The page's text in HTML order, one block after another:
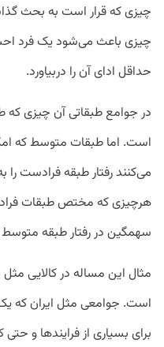
چیزی که قرار است به بحث
چیزی باعث می‌شود یک فرد
حداقل ادای آن را دربیاورد.
در جوامع طبقاتی آن چیزی که
است. اما طبقات متوسط که
می‌کنند رفتار طبقه فرادست را
هرچیزی که مختص طبقات
سهمگین در رفتار طبقه متوسط
مثال این مساله در کالایی
است. جوامعی مثل ایران که
برای بسیاری از فرایندها و